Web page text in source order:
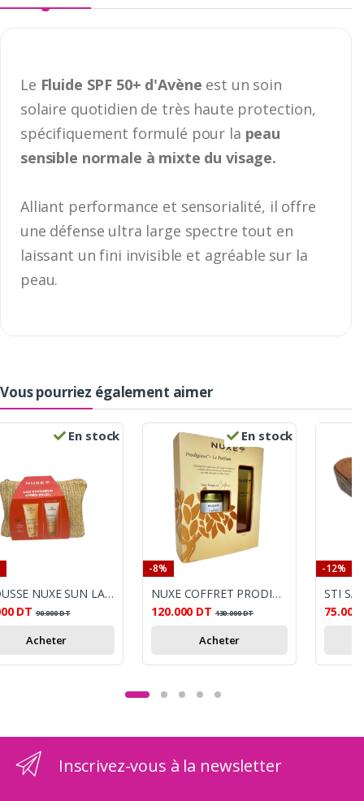
Le Fluide SPF 50+ d'Avène est un soin
solaire quotidien de très haute protection,
spécifiquement formulé pour la peau
sensible normale à mixte du visage.
Alliant performance et sensorialité, il offre
une défense ultra large spectre tout en
laissant un fini invisible et agréable sur la
peau.
Vous pourriez également aimer
En stock
TROUSSE NUXE SUN LAIT FRAICHEUR APRES-SILEIL+ HUILE DE DOUCE PRODIGIEUX OFFERT
DT 90.000DT
Acheter
En stock
-8%
NUXE COFFRET PRODIGIEUX LE PARFUM 30ML
120.000 DT 130.000DT
Acheter
-12%
75.000
Inscrivez-vous à la newsletter